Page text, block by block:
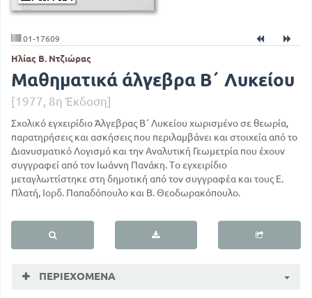
01-17609
Ηλίας Β. Ντζιώρας
Μαθηματικά άλγεβρα Β΄ Λυκείου
[1977, 8η Έκδοση]
Σχολικό εγχειρίδιο Άλγεβρας Β΄ Λυκείου χωρισμένο σε θεωρία,
παρατηρήσεις και ασκήσεις που περιλαμβάνει και στοιχεία από το
Διανυσματικό Λογισμό και την Αναλυτική Γεωμετρία που έχουν
συγγραφεί από τον Ιωάννη Πανάκη. Το εγχειρίδιο
μεταγλωττίστηκε στη δημοτική από τον συγγραφέα και τους Ε.
Πλατή, Ιορδ. Παπαδόπουλο και Β. Θεοδωρακόπουλο.
ΠΕΡΙΕΧΌΜΕΝΑ